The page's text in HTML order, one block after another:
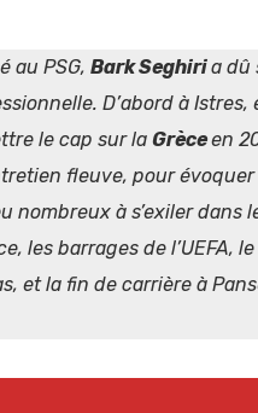
au PSG,Bark Seghiria dû
D’abord à Istres,
le cap sur laGrèceen
fleuve, pour
à s’exiler dans
les barrages de l’UEFA,
et la fin de carrière à